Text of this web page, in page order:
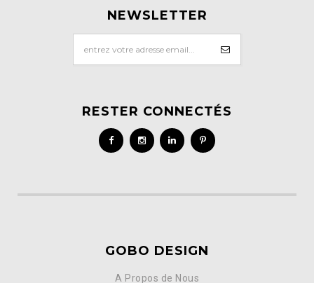
NEWSLETTER
RESTER CONNECTÉS
GOBO DESIGN
A Propos de Nous